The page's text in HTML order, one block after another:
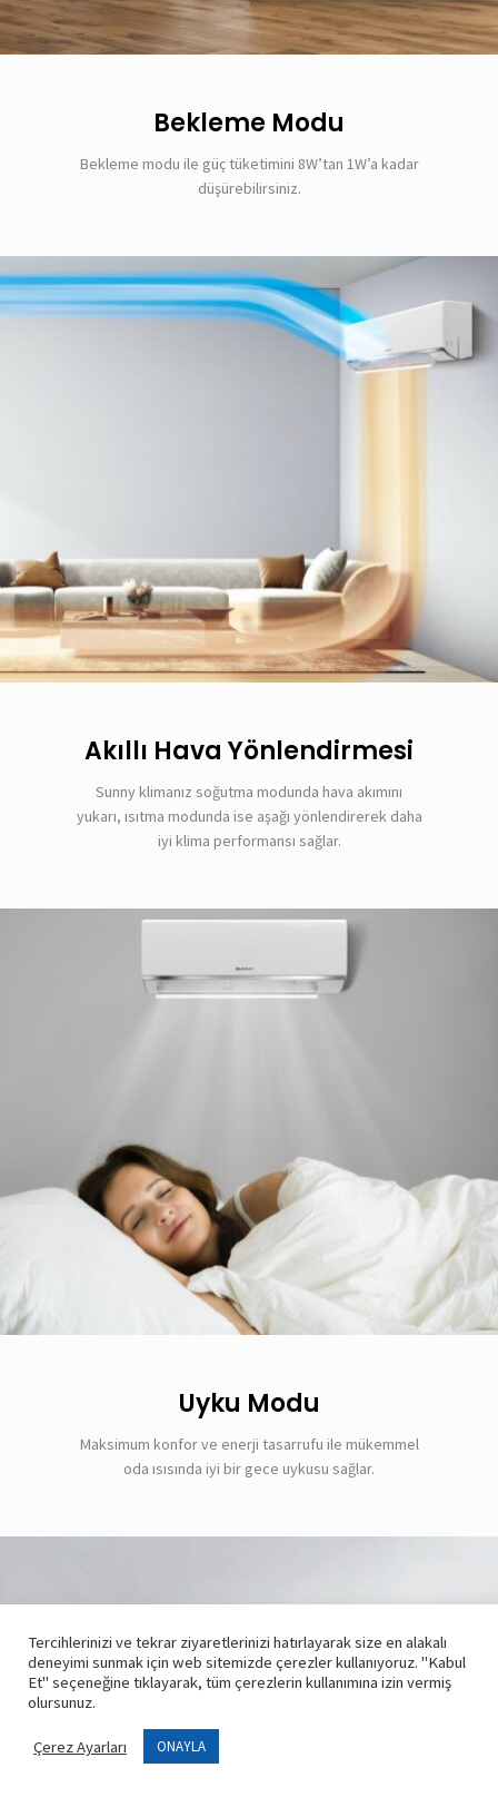
Bekleme Modu
Bekleme modu ile güç tüketimini 8W’tan 1W’a kadar
düşürebilirsiniz.
Akıllı Hava Yönlendirmesi
Sunny klimanız soğutma modunda hava akımını
yukarı, ısıtma modunda ise aşağı yönlendirerek daha
iyi klima performansı sağlar.
Uyku Modu
Maksimum konfor ve enerji tasarrufu ile mükemmel
oda ısısında iyi bir gece uykusu sağlar.
Tercihlerinizi ve tekrar ziyaretlerinizi hatırlayarak size en alakalı
deneyimi sunmak için web sitemizde çerezler kullanıyoruz. "Kabul
Et" seçeneğine tıklayarak, tüm çerezlerin kullanımına izin vermiş
olursunuz.
Çerez Ayarları ONAYLA